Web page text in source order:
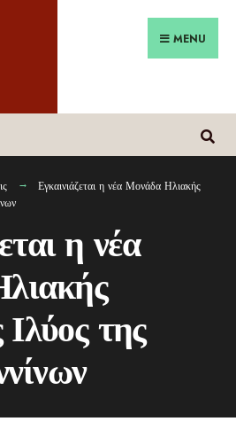
MENU
Εγκαινιάζεται η νέα Μονάδα Ηλιακής
η νέα
της